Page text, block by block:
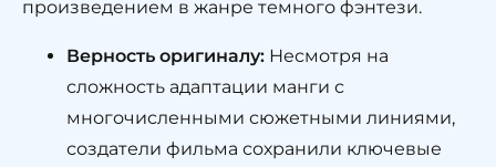
произведением в жанре темного фэнтези.
Верность оригиналу: Несмотря на
сложность адаптации манги с
многочисленными сюжетными линиями,
создатели фильма сохранили ключевые